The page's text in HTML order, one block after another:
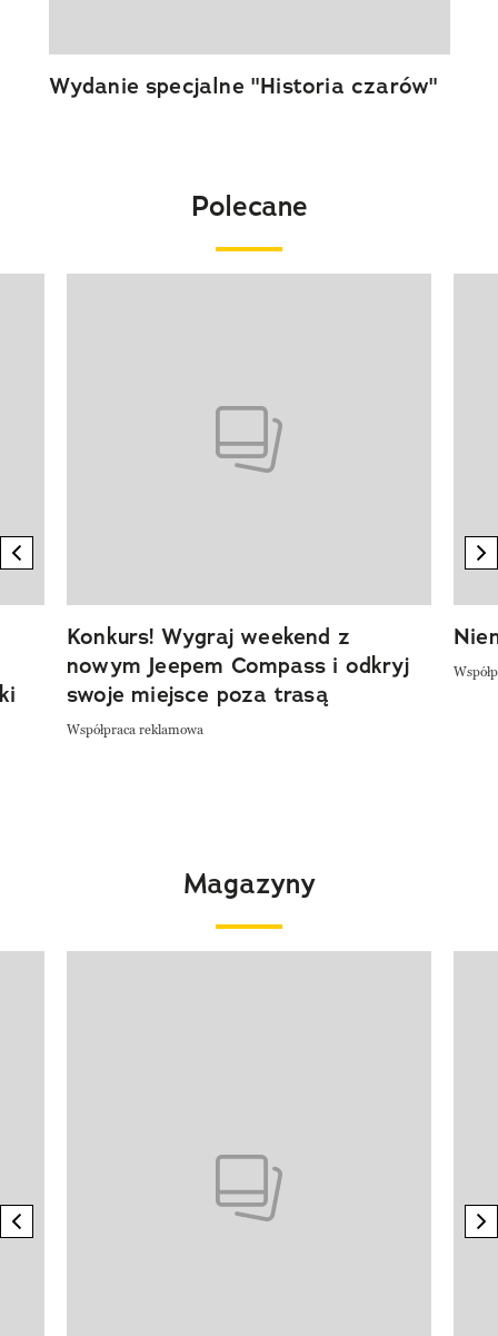
Wydanie specjalne "Historia czarów"
Polecane
previous element
Konkurs! Wygraj weekend z
nowym Jeepem Compass i odkryj
swoje miejsce poza trasą
Współpraca reklamowa
Magazyny
previous element